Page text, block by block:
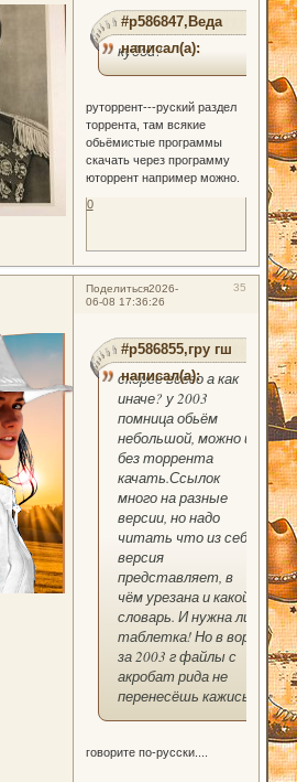
#p586847,Веда
написал(а):
кудой?
руторрент---руский раздел
торрента, там всякие
обьёмистые программы
скачать через программу
юторрент например можно.
0
Поделиться 35
2026-
06-08 17:36:26
#p586855,гру гш
написал(а):
скорее всего а как
иначе? у 2003
помница обьём
небольшой, можно и
без торрента
качать.Ссылок
много на разные
версии, но надо
читать что из себя
версия
представляет, в
чём урезана и какой
словарь. И нужна ли
таблетка! Но в ворд
за 2003 г файлы с
акробат рида не
перенесёшь кажись.
говорите по-русски....